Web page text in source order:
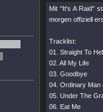
Mit"It's A Raid"
morgen offiziell
Tracklist:
01. Straight To
02. All My Life
03. Goodbye
04. Ordinary Man
05. Under The
06. Eat Me